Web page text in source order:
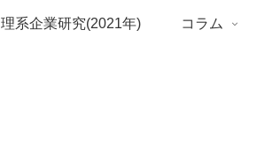
理系企業研究(2021年) コラム